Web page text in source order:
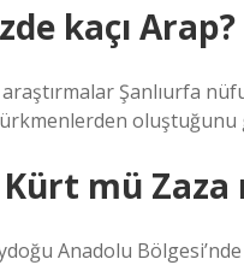
kaçı Arap?
Şanlıurfa
mü Zaza
Anadolu